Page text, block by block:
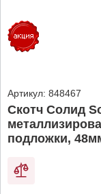
Артикул: 848467
Скотч Солид
подложки,